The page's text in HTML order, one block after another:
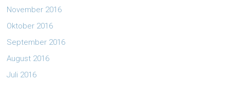
November 2016
Oktober 2016
September 2016
August 2016
Juli 2016